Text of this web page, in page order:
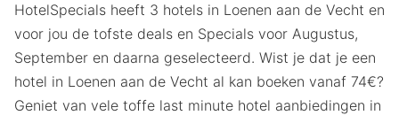
HotelSpecials heeft 3 hotels in Loenen aan de Vecht en
voor jou de tofste deals en Specials voor Augustus,
September en daarna geselecteerd. Wist je dat je een
hotel in Loenen aan de Vecht al kan boeken vanaf 74€?
Geniet van vele toffe last minute hotel aanbiedingen in